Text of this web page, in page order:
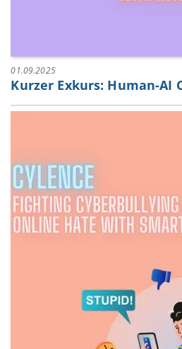
01.09.2025
Kurzer Exkurs: Human-AI